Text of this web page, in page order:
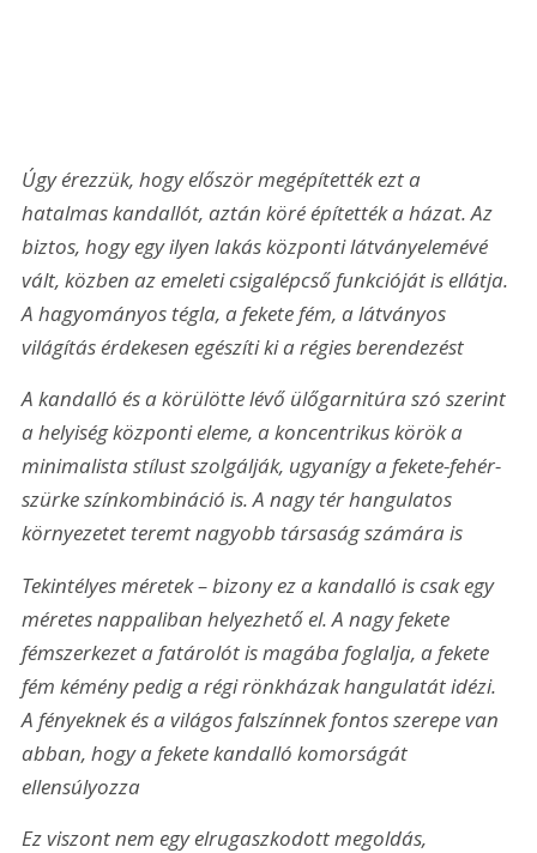
Úgy érezzük, hogy először megépítették ezt a
hatalmas kandallót, aztán köré építették a házat. Az
biztos, hogy egy ilyen lakás központi látványelemévé
vált, közben az emeleti csigalépcső funkcióját is ellátja.
A hagyományos tégla, a fekete fém, a látványos
világítás érdekesen egészíti ki a régies berendezést
A kandalló és a körülötte lévő ülőgarnitúra szó szerint
a helyiség központi eleme, a koncentrikus körök a
minimalista stílust szolgálják, ugyanígy a fekete-fehér-
szürke színkombináció is. A nagy tér hangulatos
környezetet teremt nagyobb társaság számára is
Tekintélyes méretek – bizony ez a kandalló is csak egy
méretes nappaliban helyezhető el. A nagy fekete
fémszerkezet a fatárolót is magába foglalja, a fekete
fém kémény pedig a régi rönkházak hangulatát idézi.
A fényeknek és a világos falszínnek fontos szerepe van
abban, hogy a fekete kandalló komorságát
ellensúlyozza
Ez viszont nem egy elrugaszkodott megoldás,